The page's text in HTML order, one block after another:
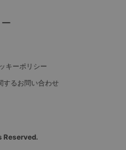
キーポリシー
するお問い合わせ
Reserved.